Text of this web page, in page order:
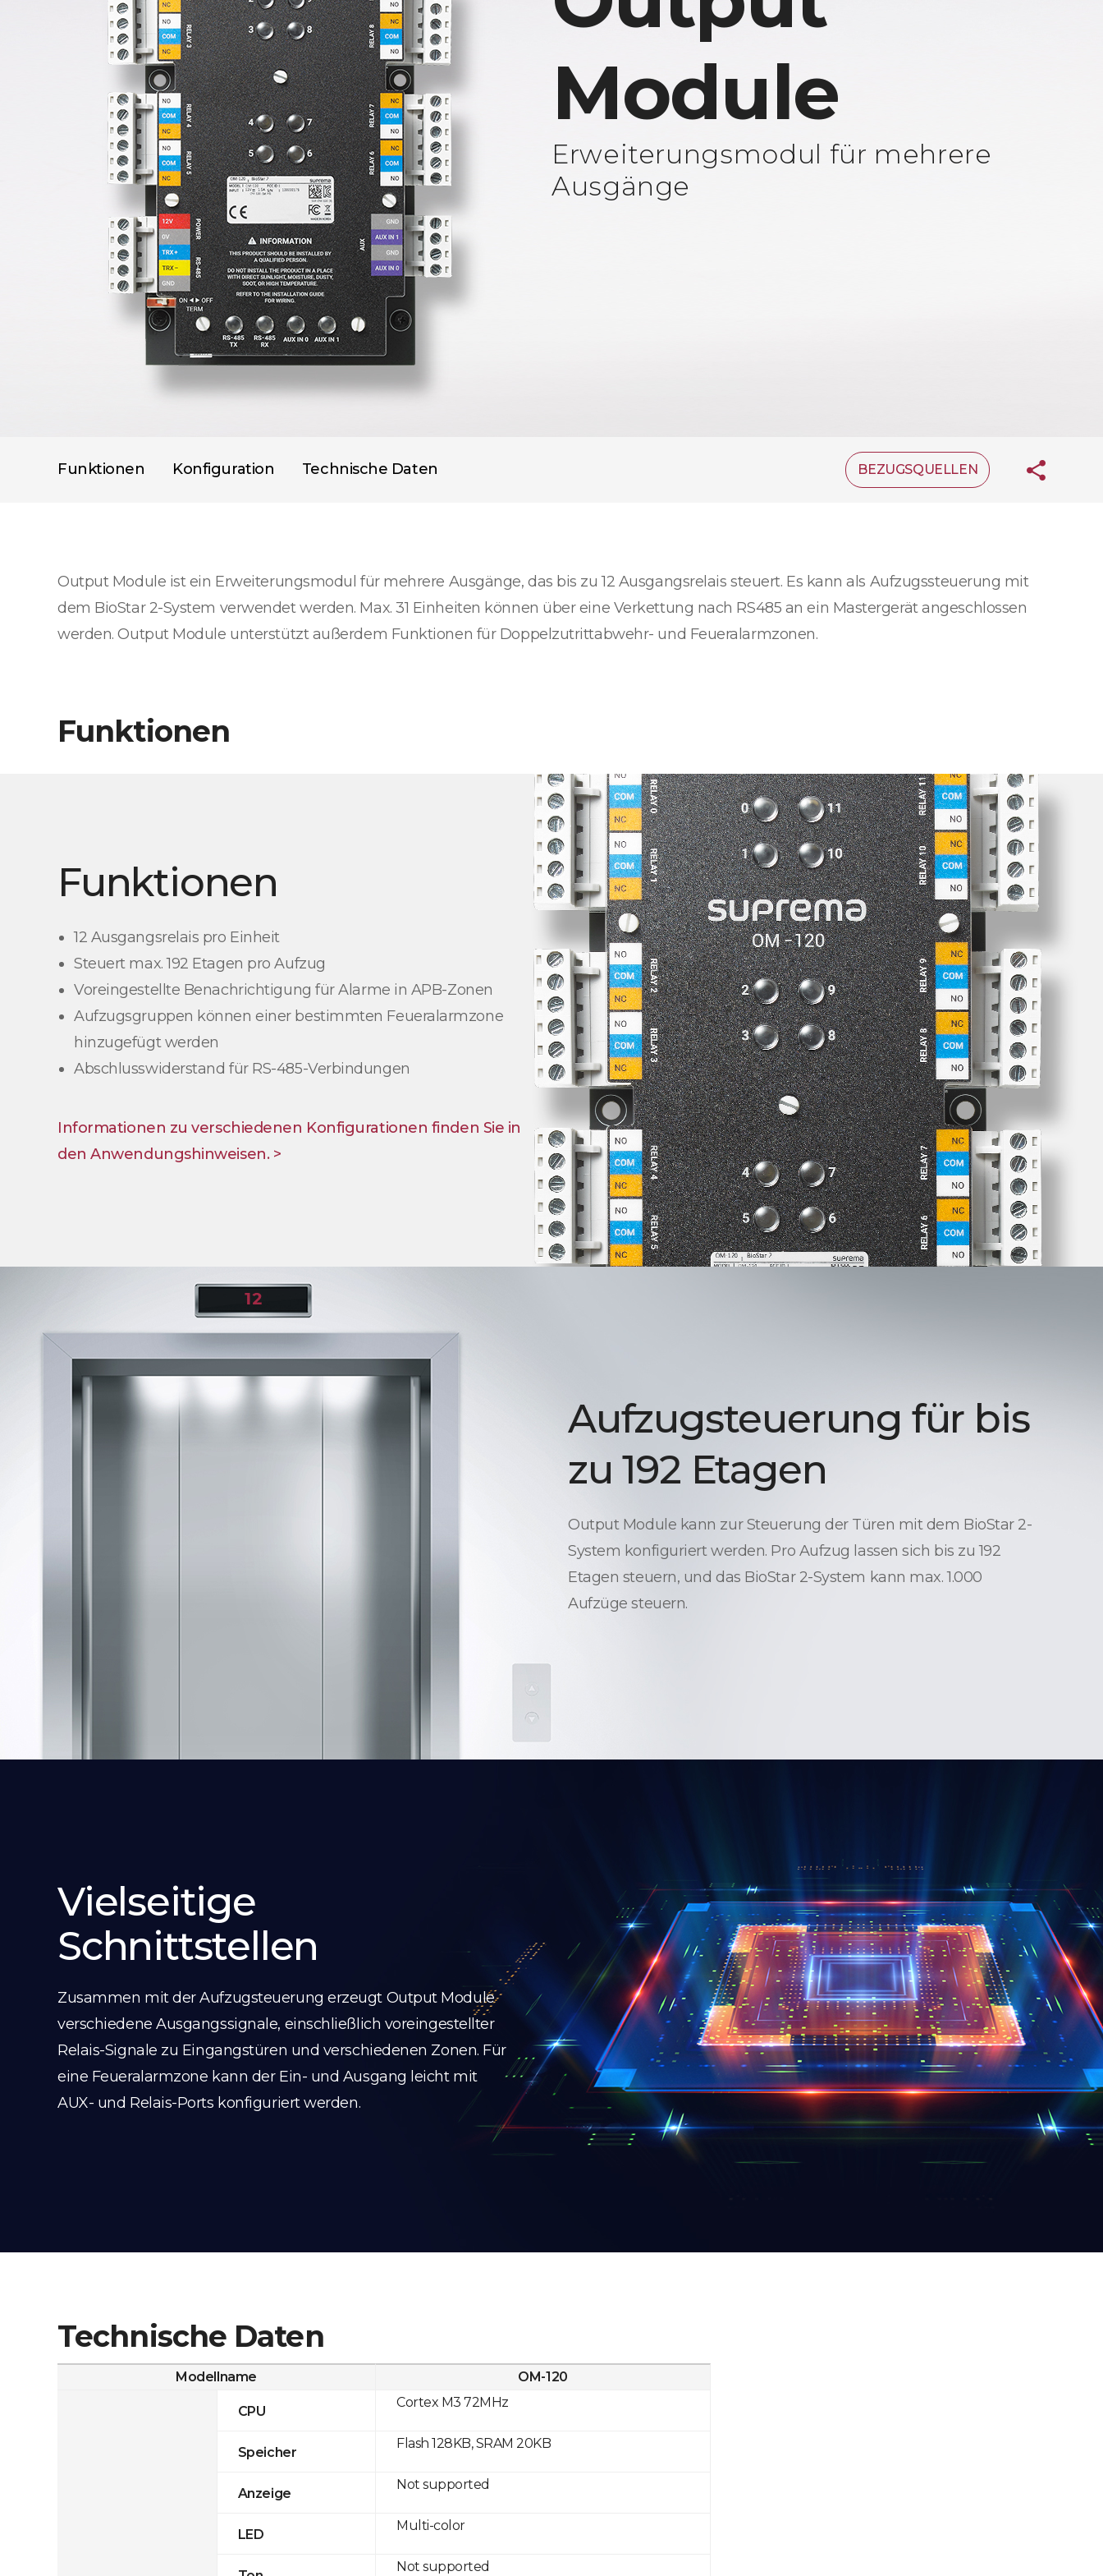
Module
Erweiterungsmodul für mehrere
Ausgänge
Funktionen Konfiguration Technische Daten BEZUGSQUELLEN
Output Module ist ein Erweiterungsmodul für mehrere Ausgänge, das bis zu 12 Ausgangsrelais steuert. Es kann als Aufzugssteuerung mit
dem BioStar 2-System verwendet werden. Max. 31 Einheiten können über eine Verkettung nach RS485 an ein Mastergerät angeschlossen
werden. Output Module unterstützt außerdem Funktionen für Doppelzutrittabwehr- und Feueralarmzonen.
Funktionen
Funktionen
12 Ausgangsrelais pro Einheit
Steuert max. 192 Etagen pro Aufzug
Voreingestellte Benachrichtigung für Alarme in APB-Zonen
Aufzugsgruppen können einer bestimmten Feueralarmzone
hinzugefügt werden
Abschlusswiderstand für RS-485-Verbindungen
Informationen zu verschiedenen Konfigurationen finden Sie in
den Anwendungshinweisen. >
Aufzugsteuerung für bis
zu 192 Etagen
Output Module kann zur Steuerung der Türen mit dem BioStar 2-
System konfiguriert werden. Pro Aufzug lassen sich bis zu 192
Etagen steuern, und das BioStar 2-System kann max. 1.000
Aufzüge steuern.
Vielseitige
Schnittstellen
Zusammen mit der Aufzugsteuerung erzeugt Output Module
verschiedene Ausgangssignale, einschließlich voreingestellter
Relais-Signale zu Eingangstüren und verschiedenen Zonen. Für
eine Feueralarmzone kann der Ein- und Ausgang leicht mit
AUX- und Relais-Ports konfiguriert werden.
Technische Daten
Modellname
CPU
Speicher
Anzeige
LED
OM-120
Cortex M3 72MHz
Flash 128KB, SRAM 20KB
Not supported
Multi-color
Not supported